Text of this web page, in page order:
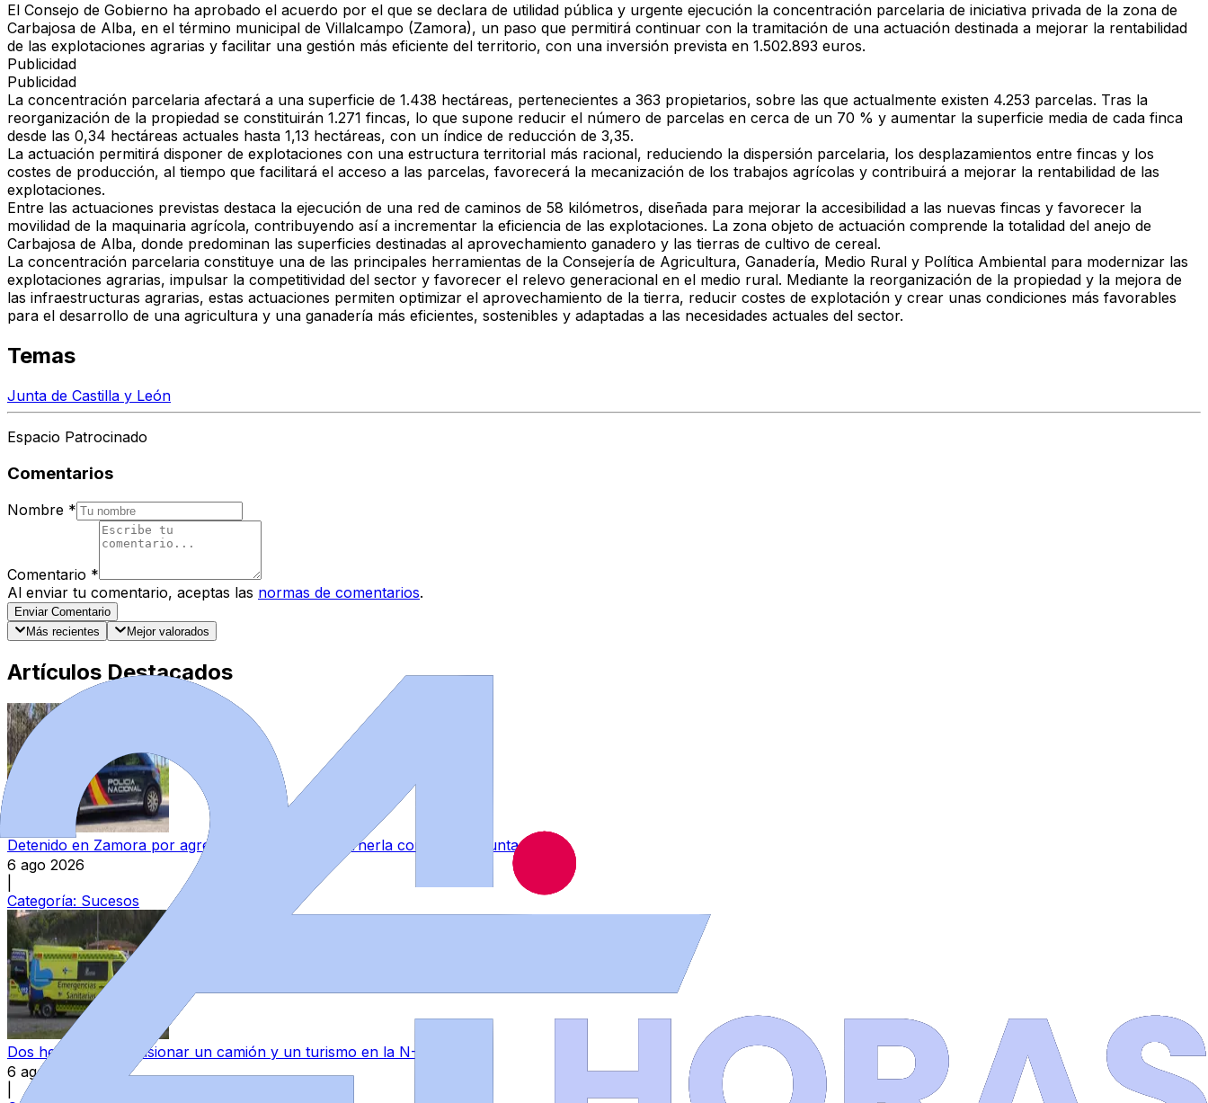
El Consejo de Gobierno ha aprobado el acuerdo por el que se declara de utilidad pública y urgente ejecución la concentración parcelaria de iniciativa privada de la zona de
Carbajosa de Alba, en el término municipal de Villalcampo (Zamora), un paso que permitirá continuar con la tramitación de una actuación destinada a mejorar la rentabilidad
de las explotaciones agrarias y facilitar una gestión más eficiente del territorio, con una inversión prevista en 1.502.893 euros.
Publicidad
Publicidad
La concentración parcelaria afectará a una superficie de 1.438 hectáreas, pertenecientes a 363 propietarios, sobre las que actualmente existen 4.253 parcelas. Tras la
reorganización de la propiedad se constituirán 1.271 fincas, lo que supone reducir el número de parcelas en cerca de un 70 % y aumentar la superficie media de cada finca
desde las 0,34 hectáreas actuales hasta 1,13 hectáreas, con un índice de reducción de 3,35.
La actuación permitirá disponer de explotaciones con una estructura territorial más racional, reduciendo la dispersión parcelaria, los desplazamientos entre fincas y los
costes de producción, al tiempo que facilitará el acceso a las parcelas, favorecerá la mecanización de los trabajos agrícolas y contribuirá a mejorar la rentabilidad de las
explotaciones.
Entre las actuaciones previstas destaca la ejecución de una red de caminos de 58 kilómetros, diseñada para mejorar la accesibilidad a las nuevas fincas y favorecer la
movilidad de la maquinaria agrícola, contribuyendo así a incrementar la eficiencia de las explotaciones. La zona objeto de actuación comprende la totalidad del anejo de
Carbajosa de Alba, donde predominan las superficies destinadas al aprovechamiento ganadero y las tierras de cultivo de cereal.
La concentración parcelaria constituye una de las principales herramientas de la Consejería de Agricultura, Ganadería, Medio Rural y Política Ambiental para modernizar las
explotaciones agrarias, impulsar la competitividad del sector y favorecer el relevo generacional en el medio rural. Mediante la reorganización de la propiedad y la mejora de
las infraestructuras agrarias, estas actuaciones permiten optimizar el aprovechamiento de la tierra, reducir costes de explotación y crear unas condiciones más favorables
para el desarrollo de una agricultura y una ganadería más eficientes, sostenibles y adaptadas a las necesidades actuales del sector.
Temas
Junta de Castilla y León
Espacio Patrocinado
Comentarios
Nombre *
Comentario *
Al enviar tu comentario, aceptas las normas de comentarios.
Enviar Comentario
Más recientes
Mejor valorados
Artículos Destacados
Detenido en Zamora por agredir a su pareja y reternerla contra su voluntad
6 ago 2026
Categoría: Sucesos
Dos heridos tras colisionar un camión y un turismo en la N-525
6 ago 2026